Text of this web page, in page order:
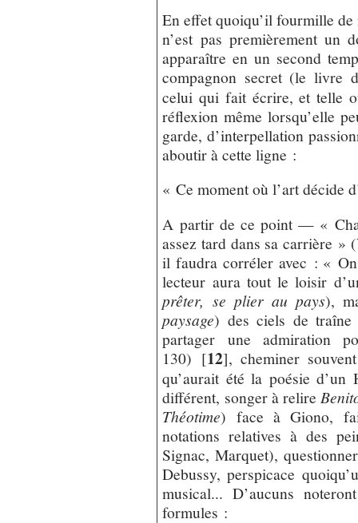
En effet quoiqu’il fourmille
n’est pas premièrement un
apparaître en un second
compagnon secret (le livre
celui qui fait écrire, et telle
réflexion même lorsqu’elle
garde, d’interpellation
aboutir à cette ligne :
« Ce moment où l’art décide
A partir de ce point — «
assez tard dans sa carrière
il faudra corréler avec : «
lecteur aura tout le loisir
prêter, se plier au pays),
paysage) des ciels de traîne
partager une admiration
130) [12], cheminer
qu’aurait été la poésie
différent, songer à relire
Théotime) face à Giono,
notations relatives à des
Signac, Marquet),
Debussy, perspicace
musical... D’aucuns
formules :